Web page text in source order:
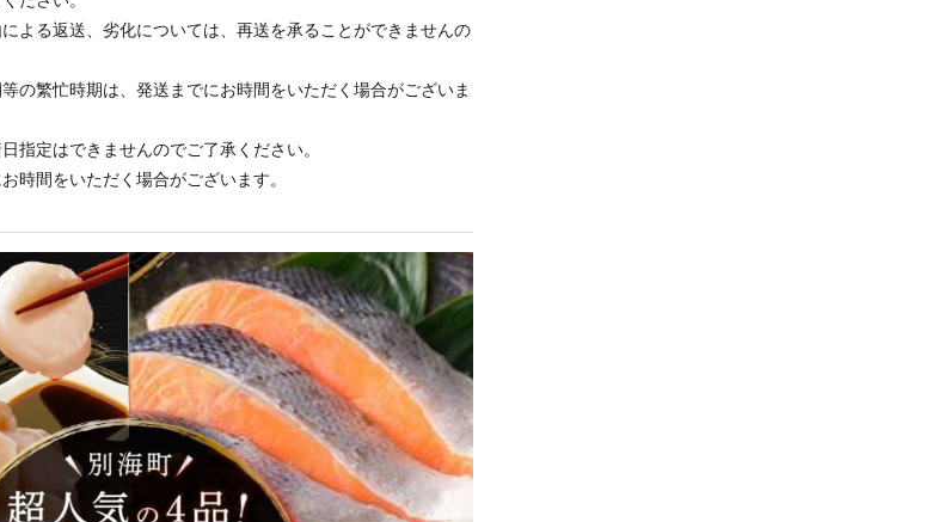
よる返送、劣化については、再送を承ることができませんの
の繁忙時期は、発送までにお時間をいただく場合がございま
指定はできませんのでご了承ください。
時間をいただく場合がございます。